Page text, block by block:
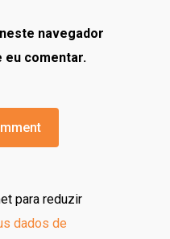
navegador
eu comentar.
para reduzir
dados de